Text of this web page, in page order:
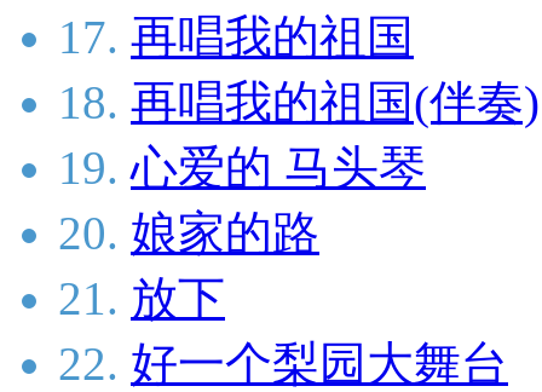
17. 再唱我的祖国
18. 再唱我的祖国(伴奏)
19. 心爱的 马头琴
20. 娘家的路
21. 放下
22. 好一个梨园大舞台